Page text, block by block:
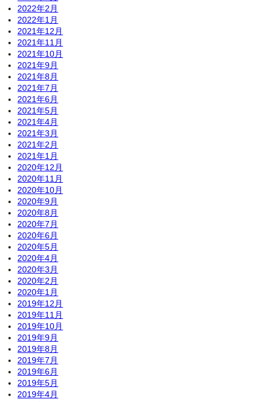
2022年2月
2022年1月
2021年12月
2021年11月
2021年10月
2021年9月
2021年8月
2021年7月
2021年6月
2021年5月
2021年4月
2021年3月
2021年2月
2021年1月
2020年12月
2020年11月
2020年10月
2020年9月
2020年8月
2020年7月
2020年6月
2020年5月
2020年4月
2020年3月
2020年2月
2020年1月
2019年12月
2019年11月
2019年10月
2019年9月
2019年8月
2019年7月
2019年6月
2019年5月
2019年4月